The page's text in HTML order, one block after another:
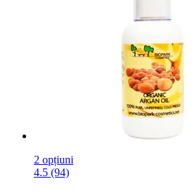
2 opțiuni
4.5 (94)